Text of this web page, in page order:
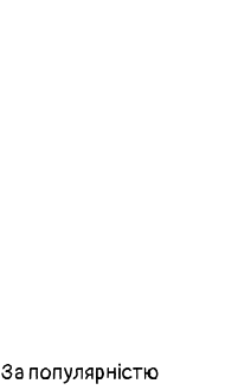
За популярністю